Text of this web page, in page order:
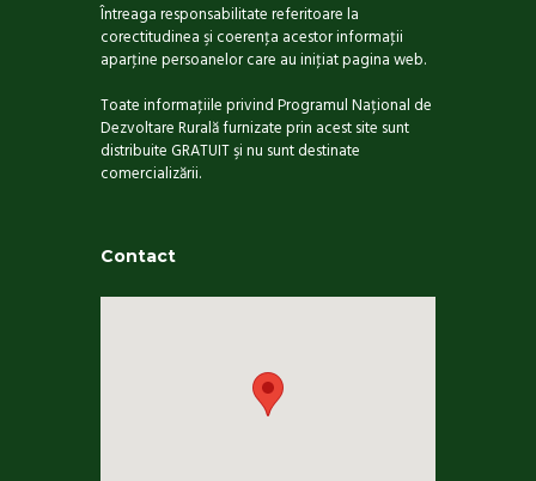
Întreaga responsabilitate referitoare la
corectitudinea şi coerenţa acestor informaţii
aparţine persoanelor care au iniţiat pagina web.
Toate informaţiile privind Programul Național de
Dezvoltare Rurală furnizate prin acest site sunt
distribuite GRATUIT şi nu sunt destinate
comercializării.
Contact